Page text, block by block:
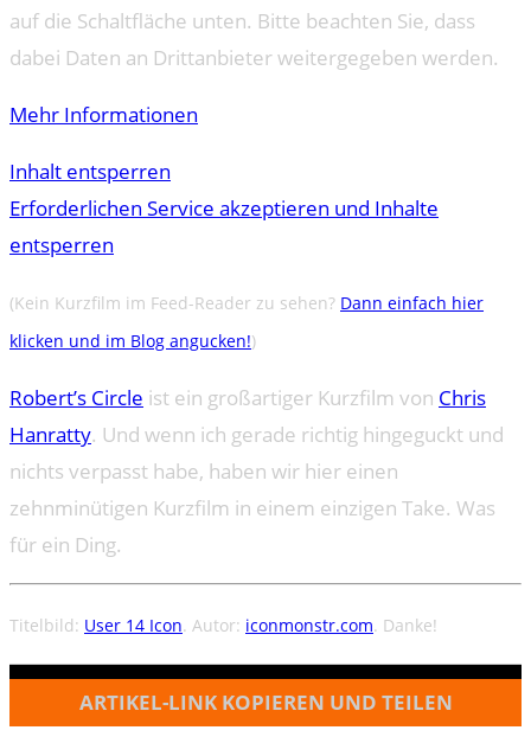
auf die Schaltfläche unten. Bitte beachten Sie, dass
dabei Daten an Drittanbieter weitergegeben werden.
Mehr Informationen
Inhalt entsperren
Erforderlichen Service akzeptieren und Inhalte
entsperren
(Kein Kurzfilm im Feed-Reader zu sehen? Dann einfach hier
klicken und im Blog angucken!)
Robert’s Circle ist ein großartiger Kurzfilm von Chris
Hanratty. Und wenn ich gerade richtig hingeguckt und
nichts verpasst habe, haben wir hier einen
zehnminütigen Kurzfilm in einem einzigen Take. Was
für ein Ding.
Titelbild: User 14 Icon. Autor: iconmonstr.com. Danke!
ARTIKEL-LINK KOPIEREN UND TEILEN